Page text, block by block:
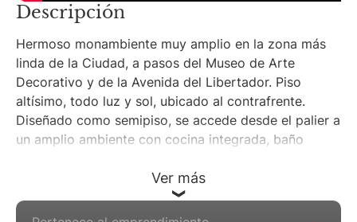
Descripción
Hermoso monambiente muy amplio en la zona más
linda de la Ciudad, a pasos del Museo de Arte
Decorativo y de la Avenida del Libertador. Piso
altísimo, todo luz y sol, ubicado al contrafrente.
Diseñado como semipiso, se accede desde el palier a
un amplio ambiente con cocina integrada, baño
Zona Palermo, zona D'AriaVer más